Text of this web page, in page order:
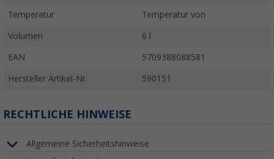
Temperatur Temperatur von
Volumen 6 l
EAN 5709388088581
Hersteller Artikel-Nr. 590151
RECHTLICHE HINWEISE
Allgemeine Sicherheitshinweise